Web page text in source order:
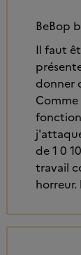
BeBop
Il faut
donner
de 1 0
travail